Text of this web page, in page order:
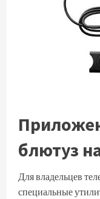
блютуз
Для владельцев
специальные